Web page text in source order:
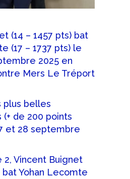
(14 – 1457 pts) bat
(17 – 1737 pts) le
2025 en
Mers Le Tréport
plus belles
de 200 points
et 28 septembre
2, Vincent Buignet
bat Yohan Lecomte